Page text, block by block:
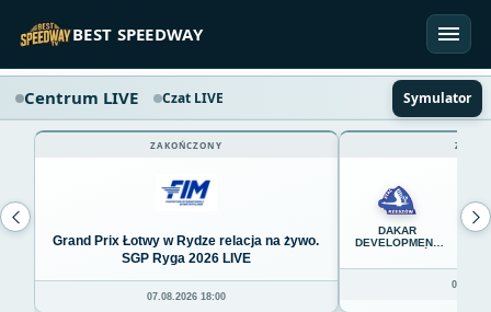
BEST SPEEDWAY
Centrum LIVE Czat LIVE Symulator
ZAKOŃCZONY
Grand Prix Łotwy w Rydze relacja na żywo.
SGP Ryga 2026 LIVE
07.08.2026 18:00
DAKAR
DEVELOPMENT
45